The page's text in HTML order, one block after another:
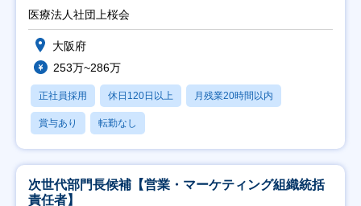
医療法人社団上桜会
大阪府
253万~286万
正社員採用 休日120日以上 月残業20時間以内
賞与あり 転勤なし
次世代部門長候補【営業・マーケティング組織統括
責任者】